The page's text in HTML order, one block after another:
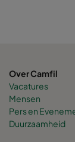
Over Camfil
Vacatures
Mensen
Pers en
Duurzaamheid